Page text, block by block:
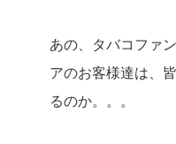
あの、タバコファ
アのお客様達は、
るのか。。。